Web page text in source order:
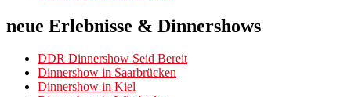
neue Erlebnisse & Dinnershows
DDR Dinnershow Seid Bereit
Dinnershow in Saarbrücken
Dinnershow in Kiel